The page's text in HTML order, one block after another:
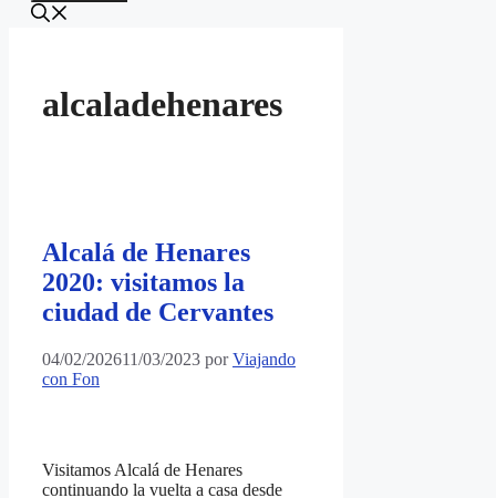
alcaladehenares
Alcalá de Henares
2020: visitamos la
ciudad de Cervantes
04/02/202611/03/2023 porViajando
con Fon
Visitamos Alcalá de Henares
continuando la vuelta a casa desde